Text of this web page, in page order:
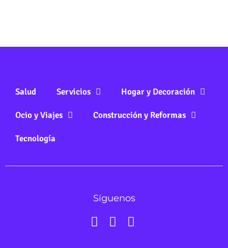
Salud Servicios Hogar y Decoración
Ocio y Viajes Construcción y Reformas
Tecnología
Síguenos